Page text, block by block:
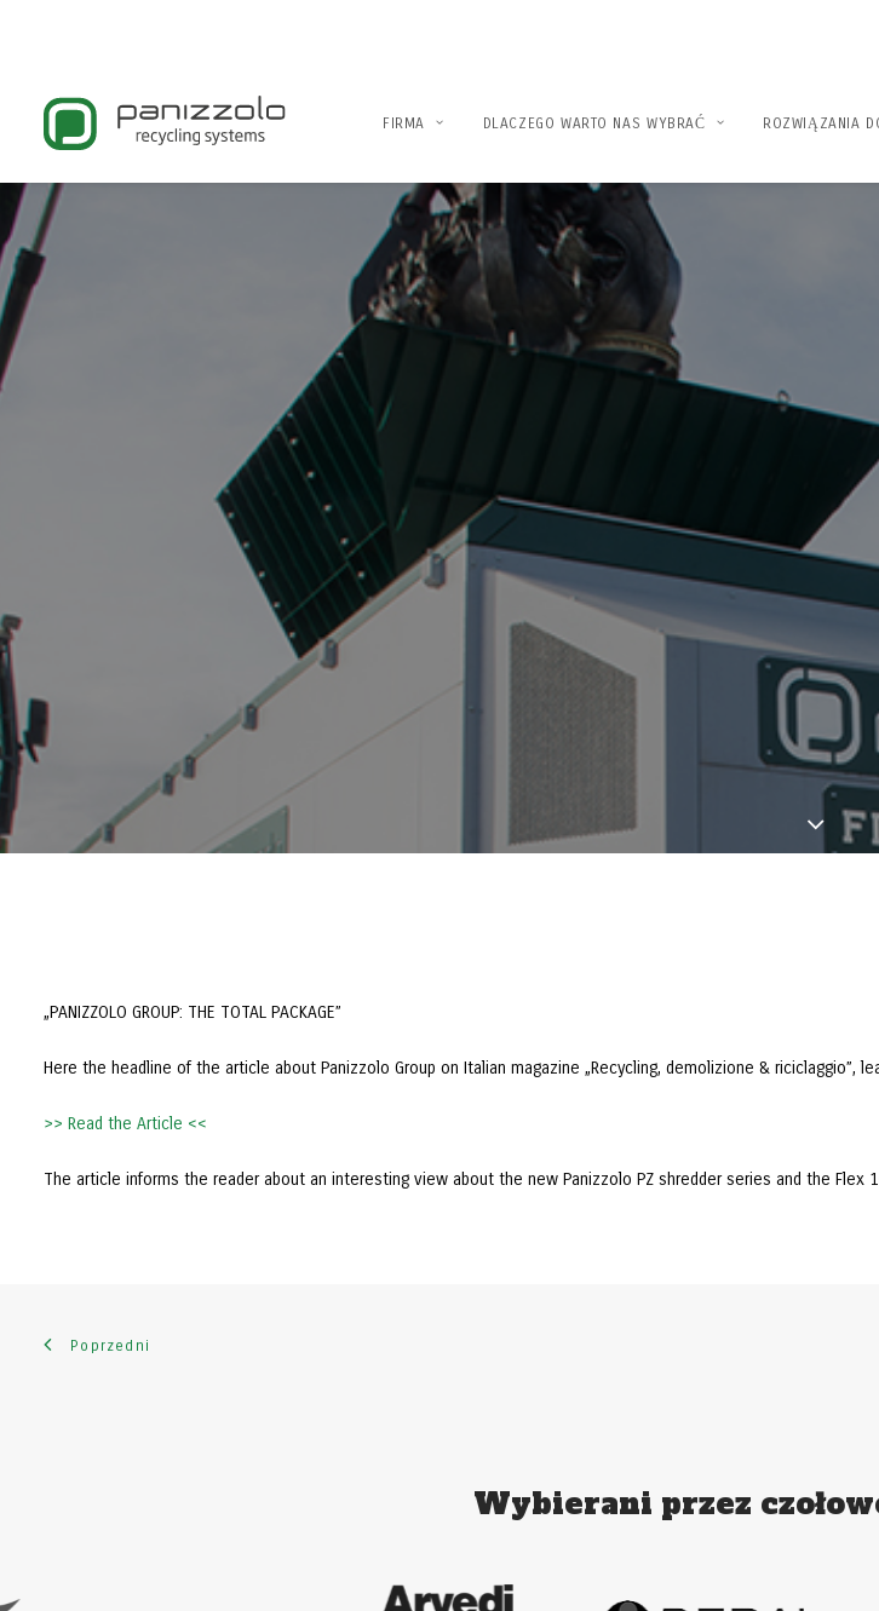
FIRMA DLACZEGO WARTO NAS WYBRAĆ ROZWIĄZANIA
„PANIZZOLO GROUP: THE TOTAL PACKAGE”
Here the headline of the article about Panizzolo Group on Italian magazine „Recycling, demolizione & riciclaggio”,
>> Read the Article <<
The article informs the reader about an interesting view about the new Panizzolo PZ shredder series and the Flex
Poprzedni
Wybierani przez